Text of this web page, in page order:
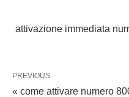
attivazione immediata
PREVIOUS
« come attivare numero